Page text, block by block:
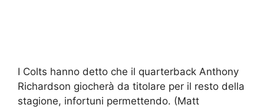
I Colts hanno detto che il quarterback Anthony
Richardson giocherà da titolare per il resto della
stagione, infortuni permettendo. (Matt